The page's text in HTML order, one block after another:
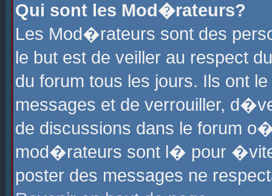
Qui sont les Mod�rateurs?
Les Mod�rateurs sont des
le but est de veiller au respect
du forum tous les jours. Ils ont
messages et de verrouiller,
de discussions dans le forum
mod�rateurs sont l� pour
poster des messages ne